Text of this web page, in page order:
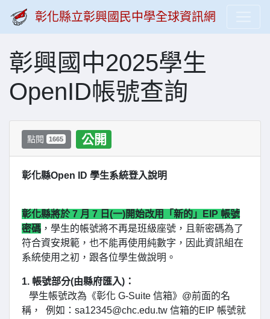
彰化縣立彰興國民中學全球資訊網
彰興國中2025學生
OpenID帳號查詢
點閱 1665 公開
彰化縣Open ID 學生系統登入說明
彰化縣將於 7 月 7 日(一)開始改用「新的」EIP 帳號
密碼 ，學生的帳號將不再是班級座號，且新密碼為了
符合資安規範，也不能再使用純數字，因此資訊組在
系統使用之初，跟各位學生做說明。
1. 帳號部分(由縣府匯入) ：
學生帳號改為《彰化 G-Suite 信箱》@前面的名
稱， 例如：sa12345@chc.edu.tw 信箱的EIP 帳號就